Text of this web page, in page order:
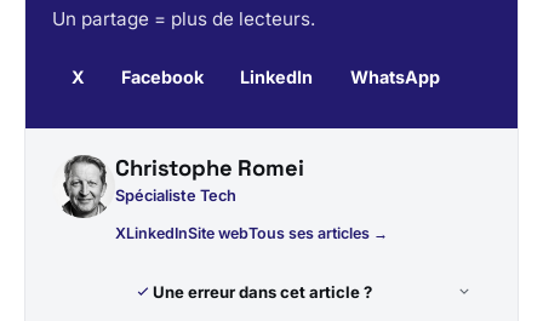
Un partage = plus de lecteurs.
X Facebook LinkedIn WhatsApp
Christophe Romei
Spécialiste Tech
XLinkedInSite webTous ses articles →
Une erreur dans cet article ?